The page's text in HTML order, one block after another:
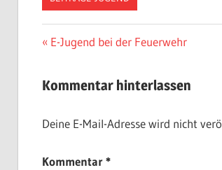
Beitragsnavigation
Vorheriger
E-Jugend bei der Feuerwehr
Kommentar hinterlassen
Deine E-Mail-Adresse wird nicht
Kommentar*